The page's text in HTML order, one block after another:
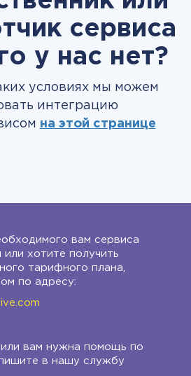
сервиса
у нас нет?
условиях мы можем
интеграцию
на этой странице
вам сервиса
или хотите получить
тарифного плана,
по адресу:
вам нужна помощь по
в нашу службу